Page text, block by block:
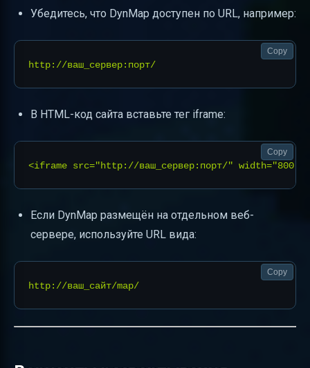
Убедитесь, что DynMap доступен по URL, например:
Copy
В HTML-код сайта вставьте тег iframe:
Copy
Если DynMap размещён на отдельном веб-
сервере, используйте URL вида:
Copy